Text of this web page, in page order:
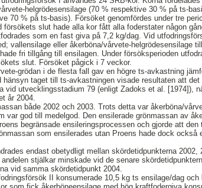
helgrödesensilage (70 % respektive 30 % på ts-
70 % på ts-basis). Försöket genomfördes under tre
slut hade alla kor fått alla foderstater någon
som en fast giva på 7,2 kg/dag. Vid
vallensilage eller åkerböna/vårvete-helgrödesensilage
fri tillgång till ensilagen. Under försöksperioden
slut. Försöket pågick i 7 veckor.
grödan i de flesta fall gav en högre ts-avkastning
taget till ts-avkastningen visade resultaten att det
vid utvecklingsstadium 79 (enligt Zadoks et al. [1974]),
år 2004.
både 2002 och 2003. Trots detta var åkerböna/
var god till medelgod. Den ensilerade grönmassan av
begränsade ensileringsprocessen och gjorde att den
som ensilerades utan Proens hade dock också
endast obetydligt mellan skördetidpunkterna 2002,
stjälkar minskade vid de senare
vid samma skördetidpunkt 2004.
II konsumerade 10,5 kg ts ensilage/dag